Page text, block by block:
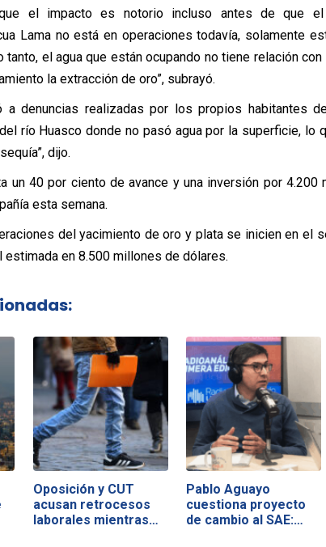
que el impacto es notorio incluso antes de que
Lama no está en operaciones todavía, solamente
el agua que están ocupando no tiene relación con
la extracción de oro”, subrayó.
a denuncias realizadas por los propios habitantes
río Huasco donde no pasó agua por la superficie, lo
dijo.
un 40 por ciento de avance y una inversión por
esta semana.
del yacimiento de oro y plata se inicien en el
estimada en 8.500 millones de dólares.
Oposición y CUT
acusan retrocesos
laborales mientras…
Pablo Aguayo
cuestiona proyecto
de cambio al SAE:…